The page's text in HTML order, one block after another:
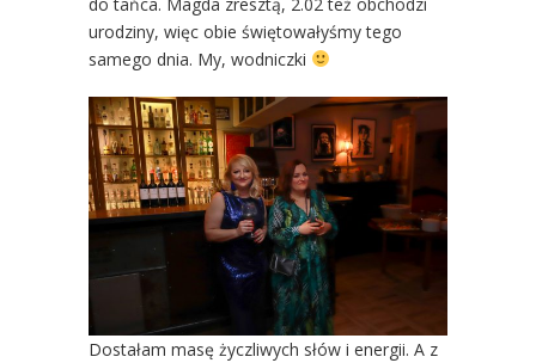
urodziny, więc obie świętowałyśmy tego
samego dnia. My, wodniczki
Dostałam masę życzliwych słów i energii. A z